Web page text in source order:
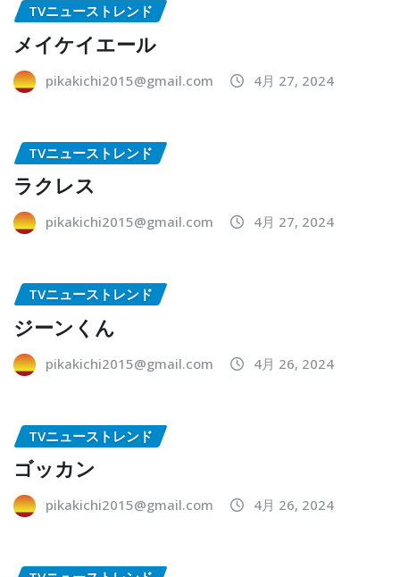
TVニューストレンド
メイケイエール
pikakichi2015@gmail.com 4月 27, 2024
TVニューストレンド
ラクレス
pikakichi2015@gmail.com 4月 27, 2024
TVニューストレンド
ジーンくん
pikakichi2015@gmail.com 4月 26, 2024
TVニューストレンド
ゴッカン
pikakichi2015@gmail.com 4月 26, 2024